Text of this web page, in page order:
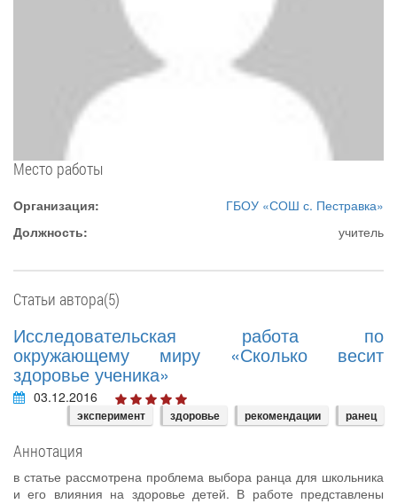
Место работы
Организация:
ГБОУ ‎«СОШ с. Пестравка»
Должность:
учитель
Статьи автора(5)
Исследовательская работа по
окружающему миру «Сколько весит
здоровье ученика»
03.12.2016
эксперимент здоровье рекомендации ранец
Аннотация
в статье рассмотрена проблема выбора ранца для школьника
и его влияния на здоровье детей. В работе представлены